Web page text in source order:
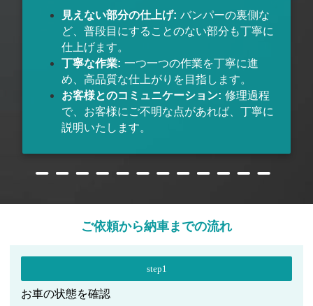
見えない部分の仕上げ: バンパーの裏側な
ど、普段目にすることのない部分も丁寧に
仕上げます。
丁寧な作業: 一つ一つの作業を丁寧に進
め、高品質な仕上がりを目指します。
お客様とのコミュニケーション: 修理過程
で、お客様にご不明な点があれば、丁寧に
説明いたします。
ご依頼から納車までの流れ
step1
お車の状態を確認